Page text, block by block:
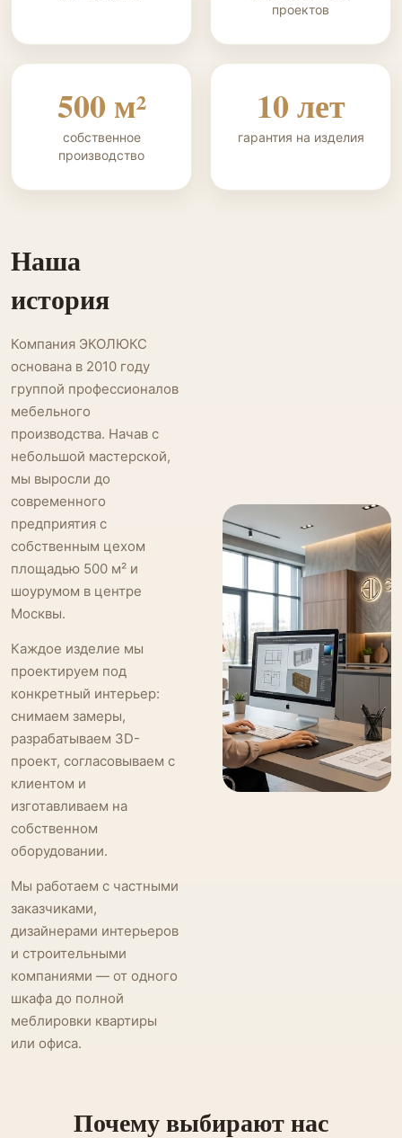
проектов
500 м²
собственное
производство
10 лет
гарантия на изделия
Наша
история
Компания ЭКОЛЮКС
основана в 2010 году
группой профессионалов
мебельного
производства. Начав с
небольшой мастерской,
мы выросли до
современного
предприятия с
собственным цехом
площадью 500 м² и
шоурумом в центре
Москвы.
Каждое изделие мы
проектируем под
конкретный интерьер:
снимаем замеры,
разрабатываем 3D-
проект, согласовываем с
клиентом и
изготавливаем на
собственном
оборудовании.
Мы работаем с частными
заказчиками,
дизайнерами интерьеров
и строительными
компаниями — от одного
шкафа до полной
меблировки квартиры
или офиса.
Почему выбирают нас